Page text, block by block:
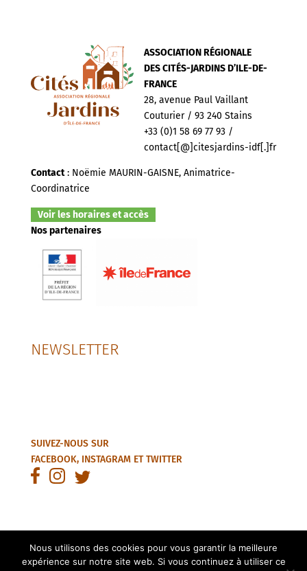
ASSOCIATION RÉGIONALE
DES CITÉS-JARDINS D’ILE-DE-
FRANCE
28, avenue Paul Vaillant
Couturier / 93 240 Stains
+33 (0)1 58 69 77 93 /
contact[@]citesjardins-idf[.]fr
Contact: Noëmie MAURIN-GAISNE, Animatrice-
Coordinatrice
Voir les horaires et accès
Nos partenaires
NEWSLETTER
SUIVEZ-NOUS SUR
FACEBOOK, INSTAGRAMETTWITTER
© 2025 – Tous droits réservés Association Régionale des Cités-
Nous utilisons des cookies pour vous garantir la meilleure
expérience sur notre site web. Si vous continuez à utiliser ce